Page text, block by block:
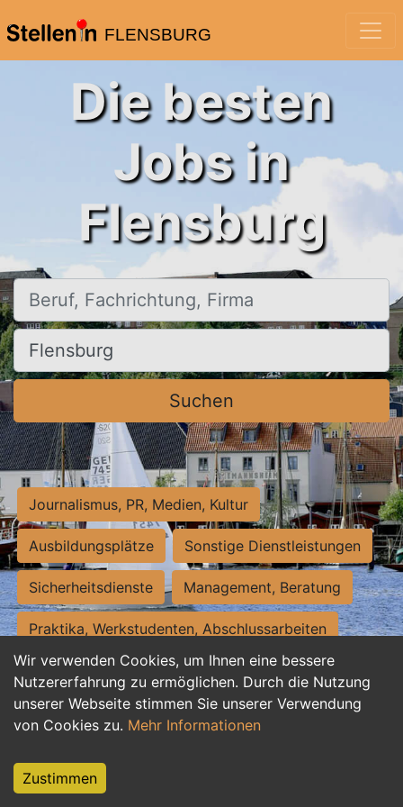
FLENSBURG
Wir verwenden Cookies, um Ihnen eine bessere
Nutzererfahrung zu ermöglichen. Durch die Nutzung
unserer Webseite stimmen Sie unserer Verwendung
von Cookies zu. Mehr Informationen
Zustimmen
Die besten
Jobs in
Flensburg
Beruf, Fachrichtung, Firma
Ort, Stadt
Suchen
Journalismus, PR, Medien, Kultur
Ausbildungsplätze Sonstige Dienstleistungen
Sicherheitsdienste Management, Beratung
Praktika, Werkstudenten, Abschlussarbeiten
Personalwesen Assistenz, Sekretariat
Hilfskräfte, Aushilfs- und Nebenjobs
Weiterbildung, Studium, duale Ausbildung